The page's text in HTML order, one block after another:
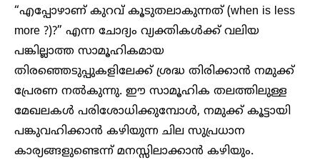
“എപ്പോഴാണ് കുറവ് കൂടുതലാകുന്നത് (when is less
more ?)?” എന്ന ചോദ്യം വ്യക്തികൾക്ക് വലിയ
പങ്കില്ലാത്ത സാമൂഹികമായ
തിരഞ്ഞെടുപ്പുകളിലേക്ക് ശ്രദ്ധ തിരിക്കാൻ നമുക്ക്
പ്രേരണ നൽകുന്നു. ഈ സാമൂഹിക തലത്തിലുള്ള
മേഖലകൾ പരിശോധിക്കുമ്പോൾ, നമുക്ക് കൂട്ടായി
പങ്കുവഹിക്കാൻ കഴിയുന്ന ചില സുപ്രധാന
കാര്യങ്ങളുണ്ടെന്ന് മനസ്സിലാക്കാൻ കഴിയും.